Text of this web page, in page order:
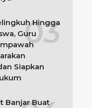
Hingga
Guru
Siapkan
Banjar Buat